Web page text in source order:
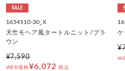
SALE
1654110-30_X
天竺モヘア風タートルニット/ブラ
ウン
¥7,590
WEB価格¥6,072 税込
ケ